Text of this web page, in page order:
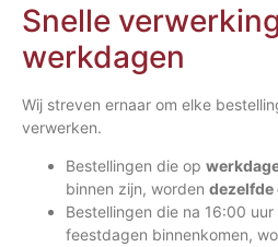
Snelle
werkdagen
Wij streven ernaar om elke
verwerken.
Bestellingen die op
binnen zijn, worden dezelfde
Bestellingen die na 16:00
feestdagen binnenkomen,